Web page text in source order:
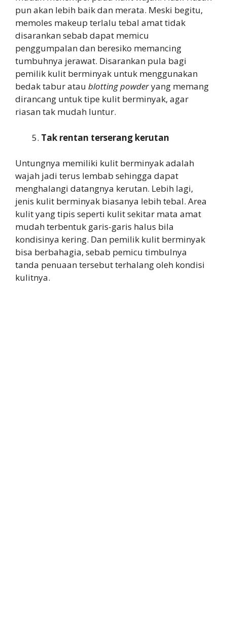
pun akan lebih baik dan merata. Meski begitu,
memoles makeup terlalu tebal amat tidak
disarankan sebab dapat memicu
penggumpalan dan beresiko memancing
tumbuhnya jerawat. Disarankan pula bagi
pemilik kulit berminyak untuk menggunakan
bedak tabur atau blotting powderyang memang
dirancang untuk tipe kulit berminyak, agar
riasan tak mudah luntur.
Tak rentan terserang kerutan
Untungnya memiliki kulit berminyak adalah
wajah jadi terus lembab sehingga dapat
menghalangi datangnya kerutan. Lebih lagi,
jenis kulit berminyak biasanya lebih tebal. Area
kulit yang tipis seperti kulit sekitar mata amat
mudah terbentuk garis-garis halus bila
kondisinya kering. Dan pemilik kulit berminyak
bisa berbahagia, sebab pemicu timbulnya
tanda penuaan tersebut terhalang oleh kondisi
kulitnya.